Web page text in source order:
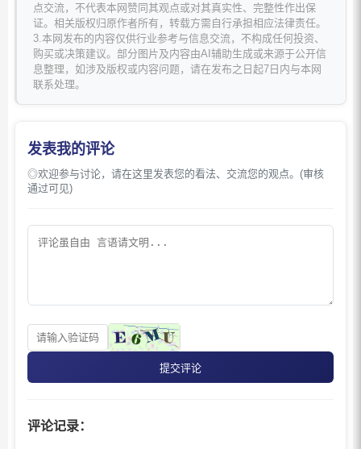
点交流，不代表本网赞同其观点或对其真实性、完整性作出保
证。相关版权归原作者所有，转载方需自行承担相应法律责任。
3.本网发布的内容仅供行业参考与信息交流，不构成任何投资、
购买或决策建议。部分图片及内容由AI辅助生成或来源于公开信
息整理，如涉及版权或内容问题，请在发布之日起7日内与本网
联系处理。
发表我的评论
◎欢迎参与讨论，请在这里发表您的看法、交流您的观点。(审核
通过可见)
提交评论
评论记录：